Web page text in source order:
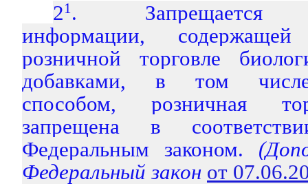
21 . Запрещается
информации,
розничной торговле
добавками, в том
способом, розничная
запрещена в
Федеральным законом.
Федеральный закон от